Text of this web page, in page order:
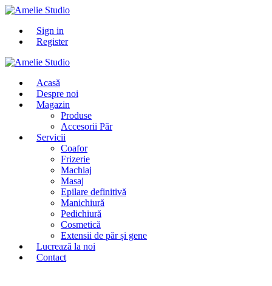
Sign in
Register
Acasă
Despre noi
Magazin
Produse
Accesorii Păr
Servicii
Coafor
Frizerie
Machiaj
Masaj
Epilare definitivă
Manichiură
Pedichiură
Cosmetică
Extensii de păr și gene
Lucrează la noi
Contact